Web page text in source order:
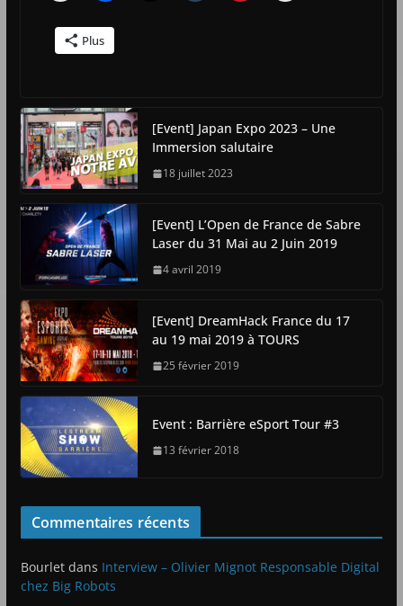
Plus
[Event] Japan Expo 2023 – Une
Immersion salutaire
18 juillet 2023
[Event] L’Open de France de Sabre
Laser du 31 Mai au 2 Juin 2019
4 avril 2019
[Event] DreamHack France du 17
au 19 mai 2019 à TOURS
25 février 2019
Event : Barrière eSport Tour #3
13 février 2018
Commentaires récents
Bourletdans Interview – Olivier Mignot Responsable Digital
chez Big Robots